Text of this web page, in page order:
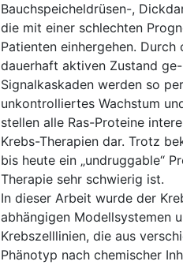
Bauchspeicheldrüsen-,
die mit einer schlechten
Patienten einhergehen.
dauerhaft aktiven Zustand
Signalkaskaden werden so
unkontrolliertes Wachstum
stellen alle Ras-Proteine
Krebs-Therapien dar. Trotz
bis heute ein „undruggable“
Therapie sehr schwierig ist.
In dieser Arbeit wurde der
abhängigen Modellsystemen
Krebszelllinien, die aus
Phänotyp nach chemischer